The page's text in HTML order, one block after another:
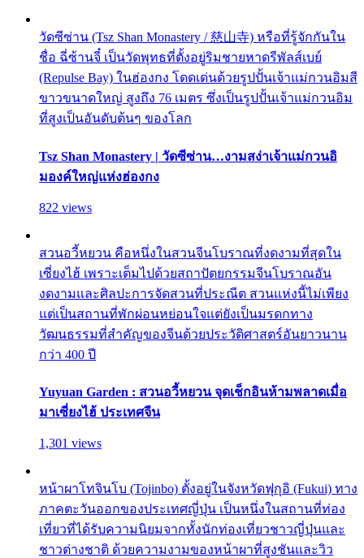
วัดซีซ่าน (Tsz Shan Monastery / 慈山寺) หรือที่รู้จักกันใน
ชื่อ ฉี่ซ้านจี๋ เป็นวัดพุทธที่ตั้งอยู่ริมชายหาดรีพัลส์เบย์
(Repulse Bay) ในฮ่องกง โดดเด่นด้วยรูปปั้นเจ้าแม่กวนอิมสี
ขาวขนาดใหญ่ สูงถึง 76 เมตร ซึ่งเป็นรูปปั้นเจ้าแม่กวนอิม
ที่สูงเป็นอันดับต้นๆ ของโลก
Tsz Shan Monastery | วัดซีซ่าน…งามสง่าเจ้าแม่กวนอิ
มองค์ใหญ่แห่งฮ่องกง
822 views
สวนอวี้หยวน คือหนึ่งในสวนจีนโบราณที่งดงามที่สุดใน
เซี่ยงไฮ้ เพราะเต็มไปด้วยสถาปัตยกรรมจีนโบราณอัน
งดงามและศิลปะการจัดสวนที่ประณีต สวนแห่งนี้ไม่เพียง
แต่เป็นสถานที่พักผ่อนหย่อนใจแต่ยังเป็นมรดกทาง
วัฒนธรรมที่สำคัญของจีนด้วยประวัติศาสตร์อันยาวนาน
กว่า 400 ปี
Yuyuan Garden : สวนอวี้หยวน จุดเช็กอินห้ามพลาดเมื่อ
มาเซี่ยงไฮ้ ประเทศจีน
1,301 views
หน้าผาโทจินโบ (Tojinbo) ตั้งอยู่ในจังหวัดฟุกุอิ (Fukui) ทาง
ภาคตะวันออกของประเทศญี่ปุ่น เป็นหนึ่งในสถานที่ท่อง
เที่ยวที่ได้รับความนิยมจากทั้งนักท่องเที่ยวชาวญี่ปุ่นและ
ชาวต่างชาติ ด้วยความงามของหน้าผาที่สูงชันและวิว